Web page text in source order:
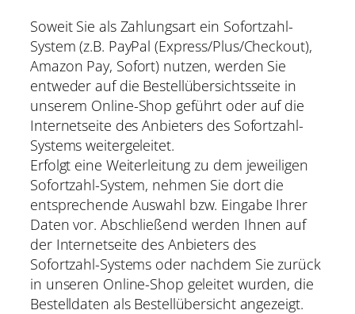
Soweit Sie als Zahlungsart ein Sofortzahl-
System (z.B. PayPal (Express/Plus/Checkout),
Amazon Pay, Sofort) nutzen, werden Sie
entweder auf die Bestellübersichtsseite in
unserem Online-Shop geführt oder auf die
Internetseite des Anbieters des Sofortzahl-
Systems weitergeleitet.
Erfolgt eine Weiterleitung zu dem jeweiligen
Sofortzahl-System, nehmen Sie dort die
entsprechende Auswahl bzw. Eingabe Ihrer
Daten vor. Abschließend werden Ihnen auf
der Internetseite des Anbieters des
Sofortzahl-Systems oder nachdem Sie zurück
in unseren Online-Shop geleitet wurden, die
Bestelldaten als Bestellübersicht angezeigt.